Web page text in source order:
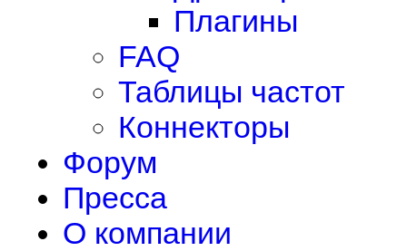
Плагины
FAQ
Таблицы частот
Коннекторы
Форум
Пресса
О компании